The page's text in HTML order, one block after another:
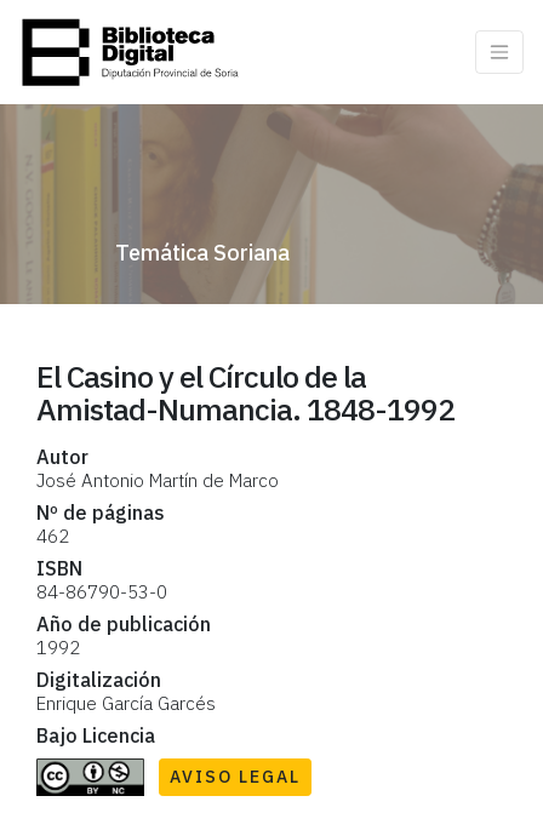
Temática Soriana
El Casino y el Círculo de la
Amistad-Numancia. 1848-1992
Autor
José Antonio Martín de Marco
Nº de páginas
462
ISBN
84-86790-53-0
Año de publicación
1992
Digitalización
Enrique García Garcés
Bajo Licencia
AVISO LEGAL